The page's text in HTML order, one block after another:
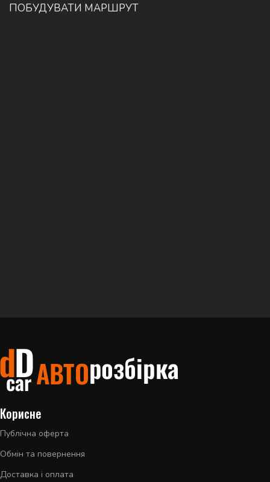
ПОБУДУВАТИ МАРШРУТ
Корисне
Публічна оферта
Обмін та повернення
Доставка і оплата